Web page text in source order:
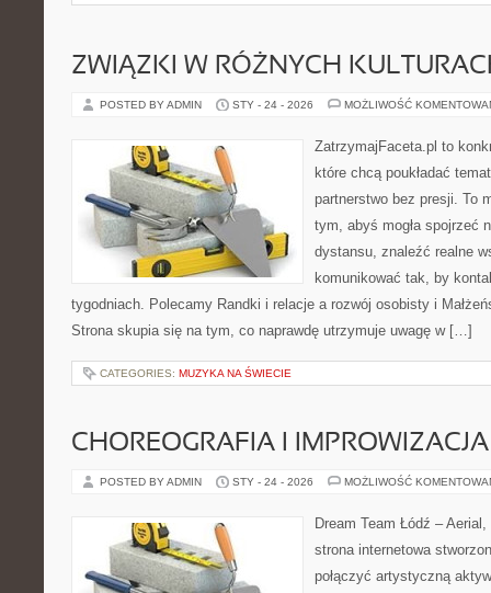
ZWIĄZKI W RÓŻNYCH
POSTED BY ADMIN STY - 24 - 2026 MOŻLIWOŚĆ
ZatrzymajFaceta.pl to
które chcą poukładać
partnerstwo bez presji. To
tym, abyś mogła spojrzeć
dystansu, znaleźć realne
komunikować tak, by
tygodniach. Polecamy Randki i relacje a rozwój osobisty i
Strona skupia się na tym, co naprawdę utrzymuje uwagę w […]
CATEGORIES: MUZYKA NA ŚWIECIE
CHOREOGRAFIA I IMPROWIZACJA
POSTED BY ADMIN STY - 24 - 2026 MOŻLIWOŚĆ
Dream Team Łódź –
strona internetowa
połączyć artystyczną